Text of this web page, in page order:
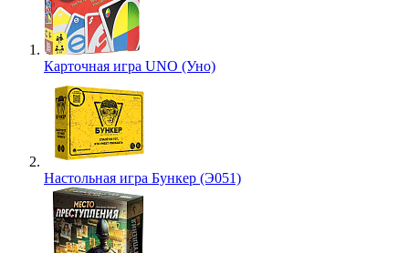
Карточная игра UNO (Уно)
Настольная игра Бункер (Э051)